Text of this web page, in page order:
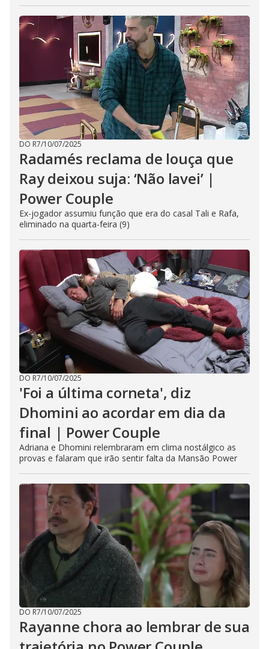
DO R7/10/07/2025
Radamés reclama de louça que
Ray deixou suja: ‘Não lavei’ |
Power Couple
Ex-jogador assumiu função que era do casal Tali e Rafa,
eliminado na quarta-feira (9)
DO R7/10/07/2025
'Foi a última corneta', diz
Dhomini ao acordar em dia da
final | Power Couple
Adriana e Dhomini relembraram em clima nostálgico as
provas e falaram que irão sentir falta da Mansão Power
DO R7/10/07/2025
Rayanne chora ao lembrar de sua